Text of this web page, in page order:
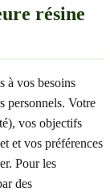
résine
à vos besoins
personnels. Votre
vos objectifs
et vos préférences
Pour les
des